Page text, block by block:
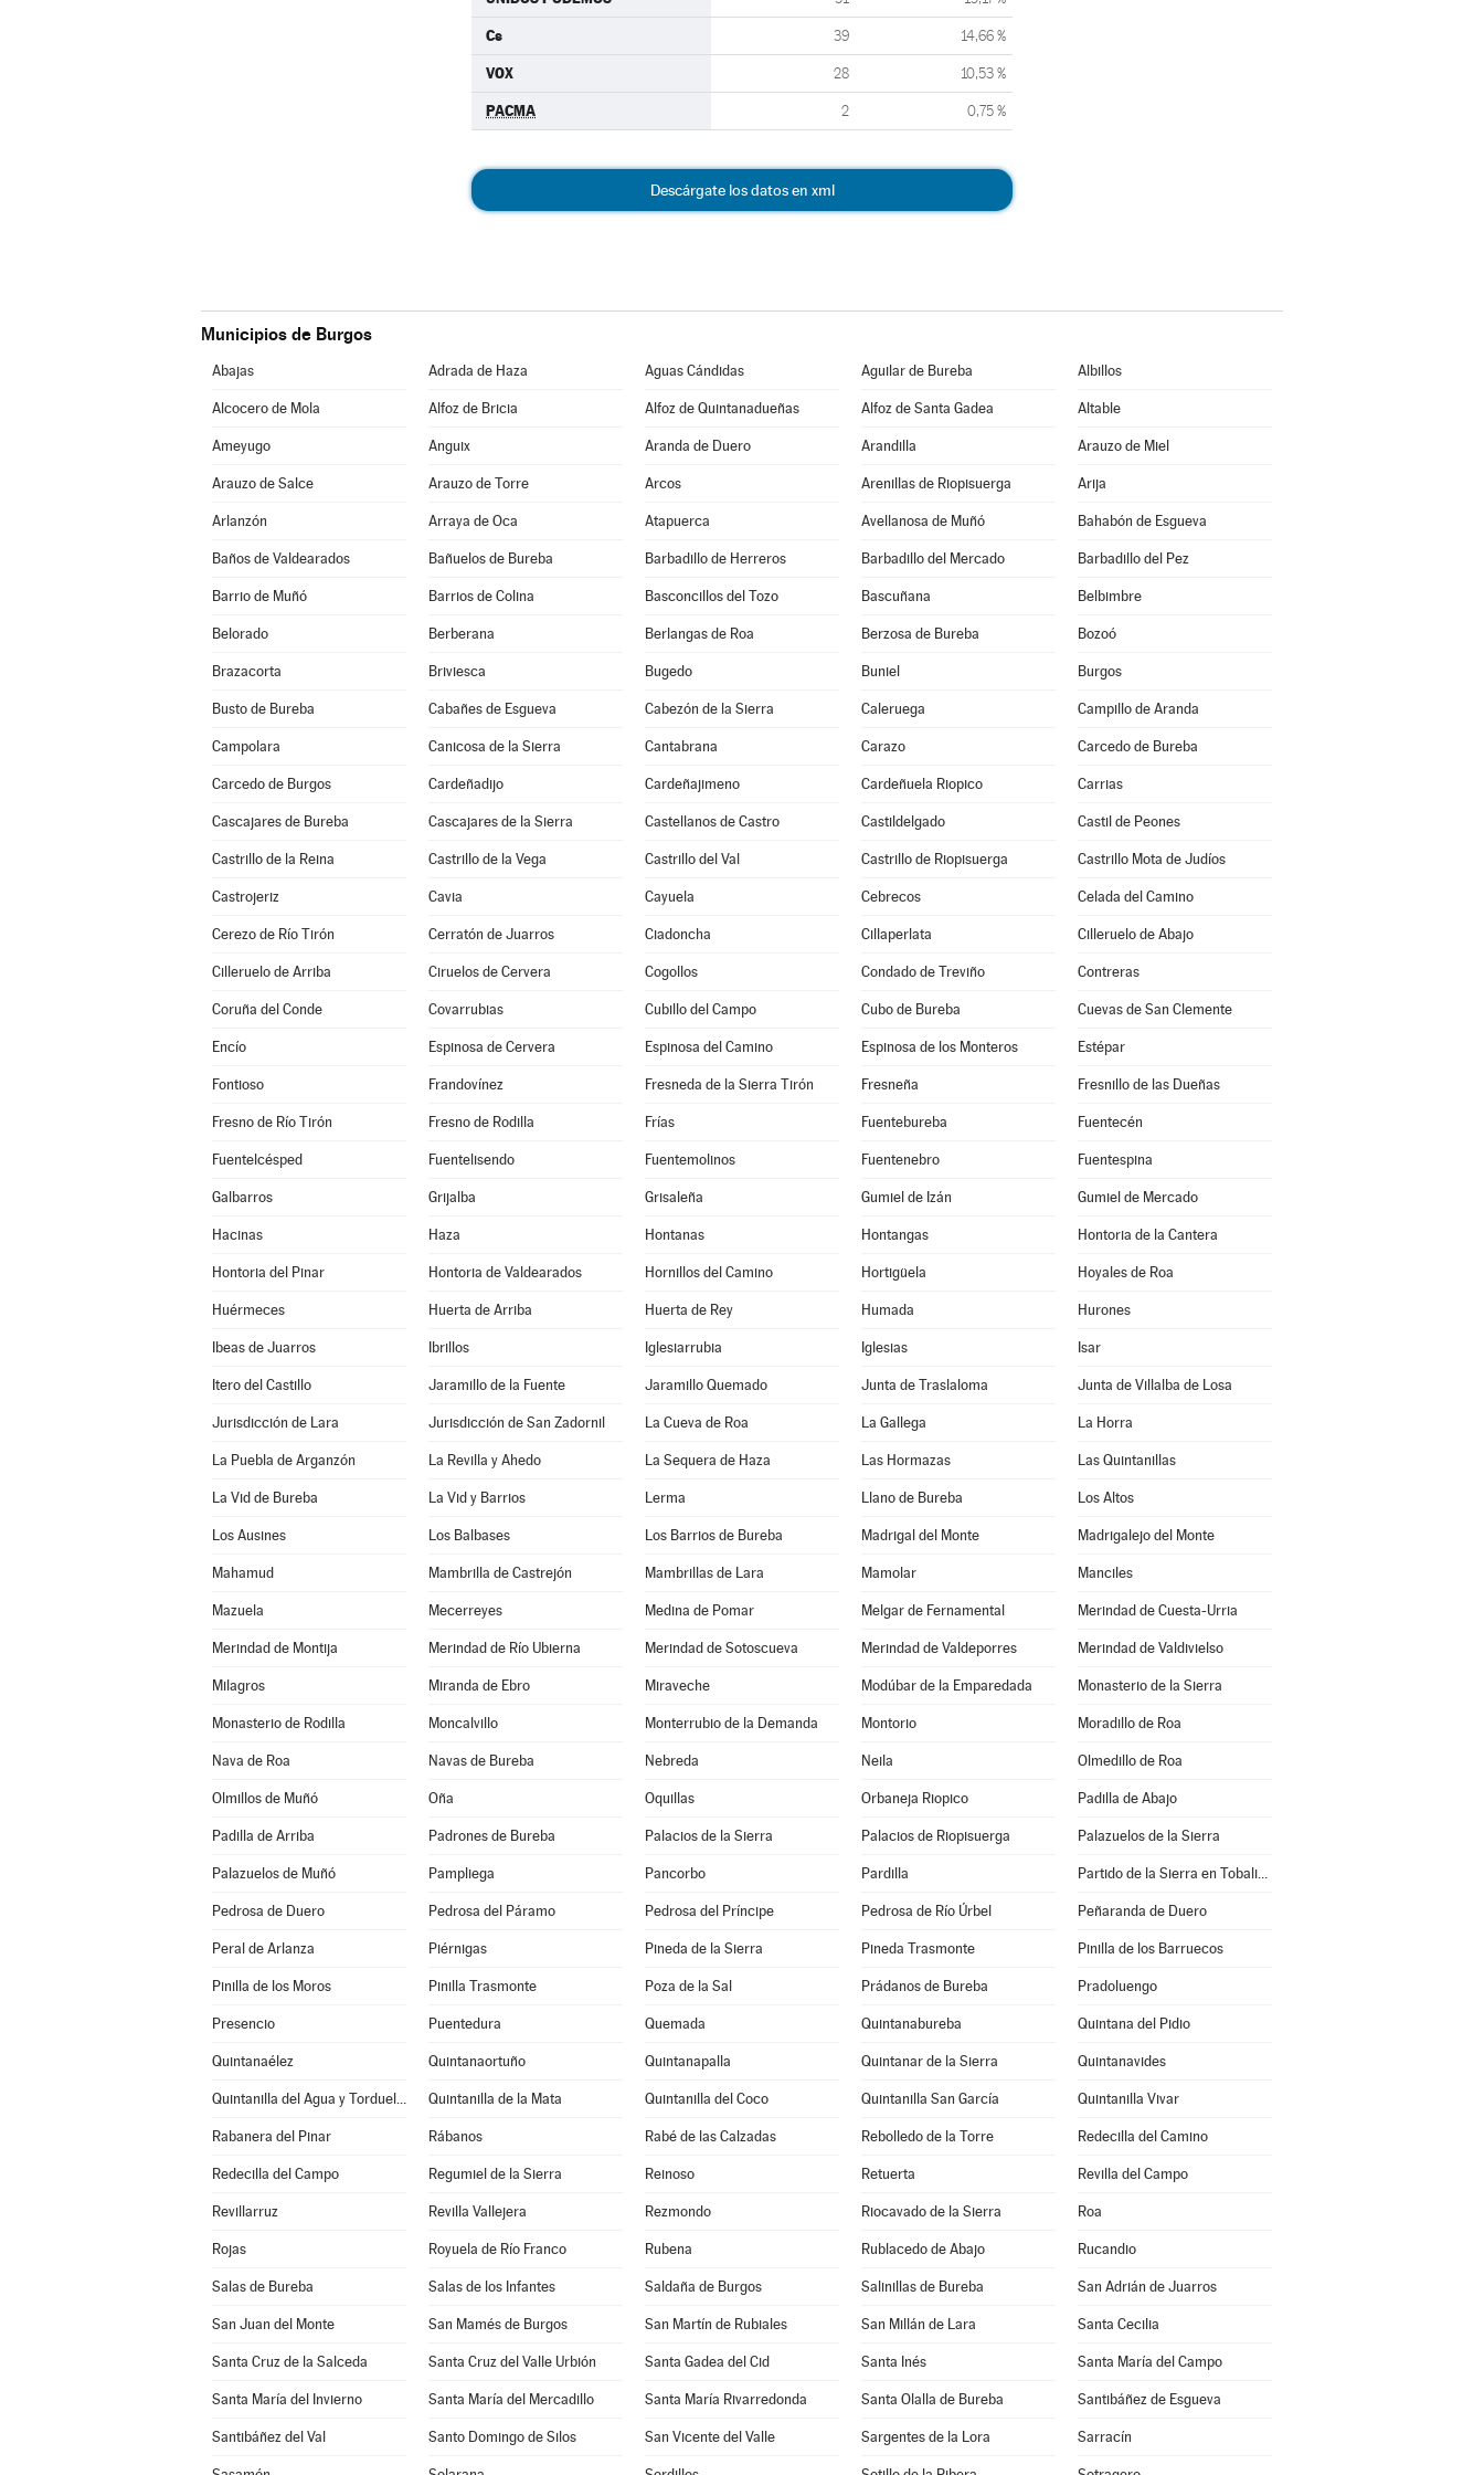
Cs 39 14,66 %
VOX 28 10,53 %
PACMA 2 0,75 %
Descárgate los datos en xml
Municipios de Burgos
Abajas Adrada de Haza Aguas Cándidas Aguilar de Bureba Albillos
Alcocero de Mola Alfoz de Bricia Alfoz de Quintanadueñas Alfoz de Santa Gadea Altable
Ameyugo Anguix Aranda de Duero Arandilla Arauzo de Miel
Arauzo de Salce Arauzo de Torre Arcos Arenillas de Riopisuerga Arija
Arlanzón Arraya de Oca Atapuerca Avellanosa de Muñó Bahabón de Esgueva
Baños de Valdearados Bañuelos de Bureba Barbadillo de Herreros Barbadillo del Mercado Barbadillo del Pez
Barrio de Muñó Barrios de Colina Basconcillos del Tozo Bascuñana Belbimbre
Belorado Berberana Berlangas de Roa Berzosa de Bureba Bozoó
Brazacorta Briviesca Bugedo Buniel Burgos
Busto de Bureba Cabañes de Esgueva Cabezón de la Sierra Caleruega Campillo de Aranda
Campolara Canicosa de la Sierra Cantabrana Carazo Carcedo de Bureba
Carcedo de Burgos Cardeñadijo Cardeñajimeno Cardeñuela Riopico Carrias
Cascajares de Bureba Cascajares de la Sierra Castellanos de Castro Castildelgado Castil de Peones
Castrillo de la Reina Castrillo de la Vega Castrillo del Val Castrillo de Riopisuerga Castrillo Mota de Judíos
Castrojeriz Cavia Cayuela Cebrecos Celada del Camino
Cerezo de Río Tirón Cerratón de Juarros Ciadoncha Cillaperlata Cilleruelo de Abajo
Cilleruelo de Arriba Ciruelos de Cervera Cogollos Condado de Treviño Contreras
Coruña del Conde Covarrubias Cubillo del Campo Cubo de Bureba Cuevas de San Clemente
Encío Espinosa de Cervera Espinosa del Camino Espinosa de los Monteros Estépar
Fontioso Frandovínez Fresneda de la Sierra Tirón Fresneña Fresnillo de las Dueñas
Fresno de Río Tirón Fresno de Rodilla Frías Fuentebureba Fuentecén
Fuentelcésped Fuentelisendo Fuentemolinos Fuentenebro Fuentespina
Galbarros Grijalba Grisaleña Gumiel de Izán Gumiel de Mercado
Hacinas Haza Hontanas Hontangas Hontoria de la Cantera
Hontoria del Pinar Hontoria de Valdearados Hornillos del Camino Hortigüela Hoyales de Roa
Huérmeces Huerta de Arriba Huerta de Rey Humada Hurones
Ibeas de Juarros Ibrillos Iglesiarrubia Iglesias Isar
Itero del Castillo Jaramillo de la Fuente Jaramillo Quemado Junta de Traslaloma Junta de Villalba de Losa
Jurisdicción de Lara Jurisdicción de San Zadornil La Cueva de Roa La Gallega La Horra
La Puebla de Arganzón La Revilla y Ahedo La Sequera de Haza Las Hormazas Las Quintanillas
La Vid de Bureba La Vid y Barrios Lerma Llano de Bureba Los Altos
Los Ausines Los Balbases Los Barrios de Bureba Madrigal del Monte Madrigalejo del Monte
Mahamud Mambrilla de Castrejón Mambrillas de Lara Mamolar Manciles
Mazuela Mecerreyes Medina de Pomar Melgar de Fernamental Merindad de Cuesta-Urria
Merindad de Montija Merindad de Río Ubierna Merindad de Sotoscueva Merindad de Valdeporres Merindad de Valdivielso
Milagros Miranda de Ebro Miraveche Modúbar de la Emparedada Monasterio de la Sierra
Monasterio de Rodilla Moncalvillo Monterrubio de la Demanda Montorio Moradillo de Roa
Nava de Roa Navas de Bureba Nebreda Neila Olmedillo de Roa
Olmillos de Muñó Oña Oquillas Orbaneja Riopico Padilla de Abajo
Padilla de Arriba Padrones de Bureba Palacios de la Sierra Palacios de Riopisuerga Palazuelos de la Sierra
Palazuelos de Muñó Pampliega Pancorbo Pardilla Partido de la Sierra en Tobalina
Pedrosa de Duero Pedrosa del Páramo Pedrosa del Príncipe Pedrosa de Río Úrbel Peñaranda de Duero
Peral de Arlanza Piérnigas Pineda de la Sierra Pineda Trasmonte Pinilla de los Barruecos
Pinilla de los Moros Pinilla Trasmonte Poza de la Sal Prádanos de Bureba Pradoluengo
Presencio Puentedura Quemada Quintanabureba Quintana del Pidio
Quintanaélez Quintanaortuño Quintanapalla Quintanar de la Sierra Quintanavides
Quintanilla del Agua y Tordueles Quintanilla de la Mata Quintanilla del Coco Quintanilla San García Quintanilla Vivar
Rabanera del Pinar Rábanos Rabé de las Calzadas Rebolledo de la Torre Redecilla del Camino
Redecilla del Campo Regumiel de la Sierra Reinoso Retuerta Revilla del Campo
Revillarruz Revilla Vallejera Rezmondo Riocavado de la Sierra Roa
Rojas Royuela de Río Franco Rubena Rublacedo de Abajo Rucandio
Salas de Bureba Salas de los Infantes Saldaña de Burgos Salinillas de Bureba San Adrián de Juarros
San Juan del Monte San Mamés de Burgos San Martín de Rubiales San Millán de Lara Santa Cecilia
Santa Cruz de la Salceda Santa Cruz del Valle Urbión Santa Gadea del Cid Santa Inés Santa María del Campo
Santa María del Invierno Santa María del Mercadillo Santa María Rivarredonda Santa Olalla de Bureba Santibáñez de Esgueva
Santibáñez del Val Santo Domingo de Silos San Vicente del Valle Sargentes de la Lora Sarracín